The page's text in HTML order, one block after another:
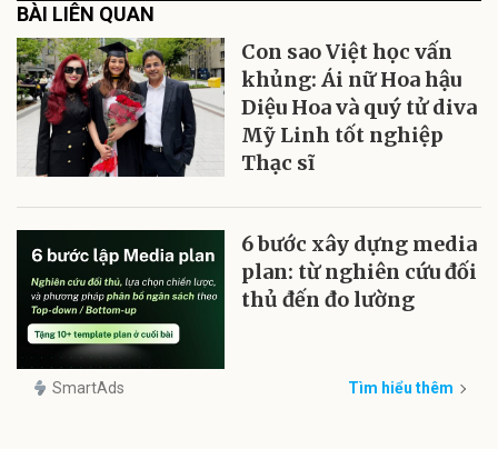
BÀI LIÊN QUAN
Con sao Việt học vấn
khủng: Ái nữ Hoa hậu
Diệu Hoa và quý tử diva
Mỹ Linh tốt nghiệp
Thạc sĩ
6 bước xây dựng media
plan: từ nghiên cứu đối
thủ đến đo lường
SmartAds Tìm hiểu thêm